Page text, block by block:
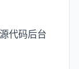
代码后台